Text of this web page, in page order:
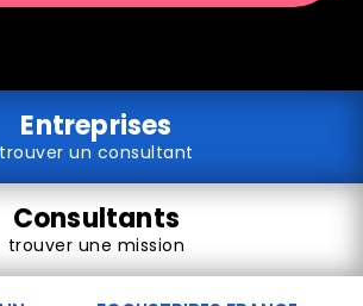
Entreprises
trouver un consultant
Consultants
trouver une mission